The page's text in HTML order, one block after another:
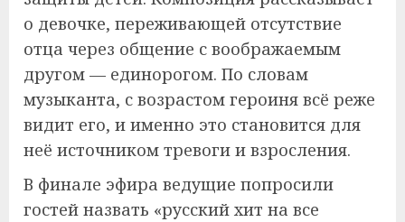
о девочке, переживающей отсутствие
отца через общение с воображаемым
другом — единорогом. По словам
музыканта, с возрастом героиня всё реже
видит его, и именно это становится для
неё источником тревоги и взросления.
В финале эфира ведущие попросили
гостей назвать «русский хит на все